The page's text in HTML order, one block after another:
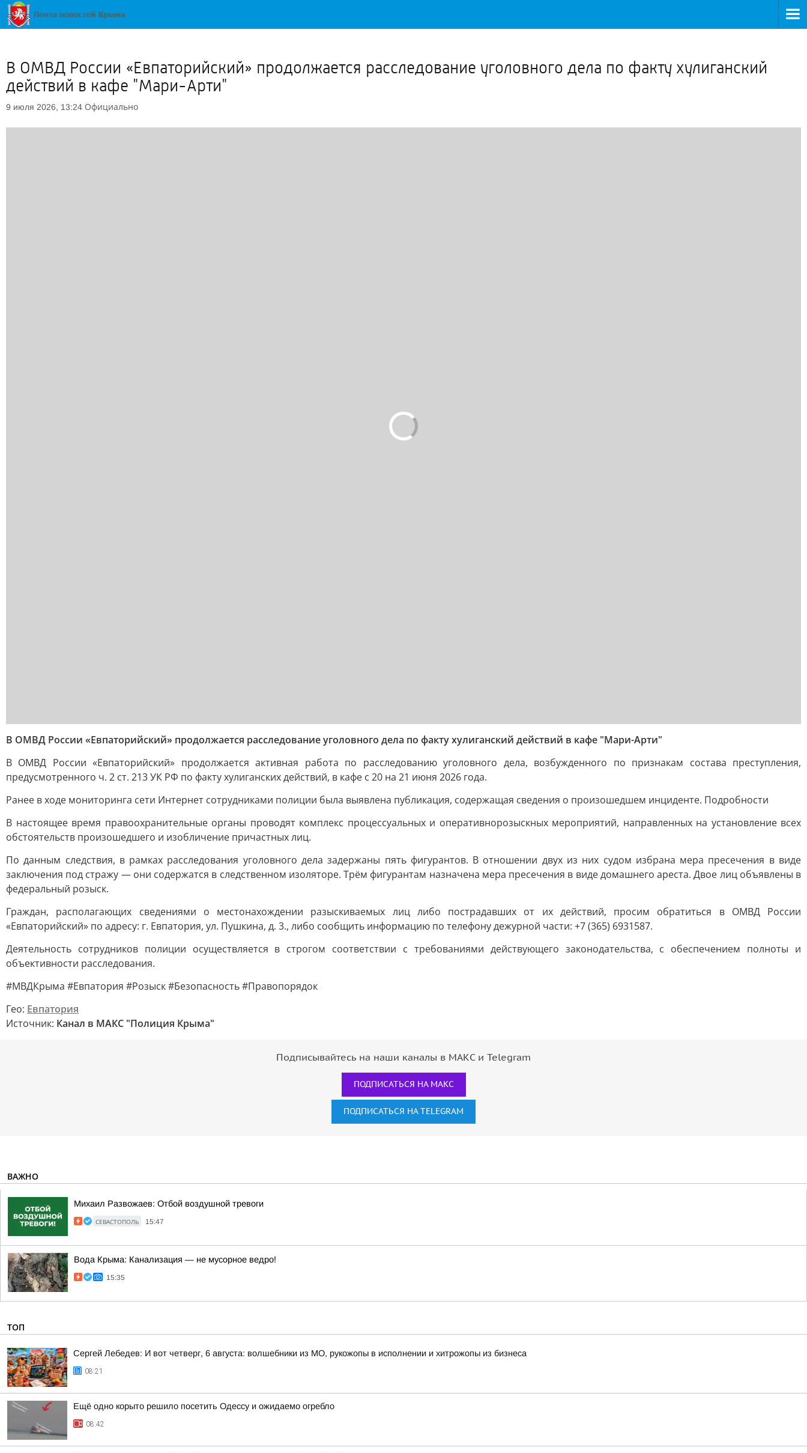
В ОМВД России «Евпаторийский» продолжается расследование уголовного дела по факту хулиганский
действий в кафе "Мари-Арти"
9 июля 2026, 13:24 Официально
В ОМВД России «Евпаторийский» продолжается расследование уголовного дела по факту хулиганский действий в кафе "Мари-Арти"
В ОМВД России «Евпаторийский» продолжается активная работа по расследованию уголовного дела, возбужденного по признакам состава преступления,
предусмотренного ч. 2 ст. 213 УК РФ по факту хулиганских действий, в кафе с 20 на 21 июня 2026 года.
Ранее в ходе мониторинга сети Интернет сотрудниками полиции была выявлена публикация, содержащая сведения о произошедшем инциденте. Подробности
В настоящее время правоохранительные органы проводят комплекс процессуальных и оперативнорозыскных мероприятий, направленных на установление всех
обстоятельств произошедшего и изобличение причастных лиц.
По данным следствия, в рамках расследования уголовного дела задержаны пять фигурантов. В отношении двух из них судом избрана мера пресечения в виде
заключения под стражу — они содержатся в следственном изоляторе. Трём фигурантам назначена мера пресечения в виде домашнего ареста. Двое лиц объявлены в
федеральный розыск.
Граждан, располагающих сведениями о местонахождении разыскиваемых лиц либо пострадавших от их действий, просим обратиться в ОМВД России
«Евпаторийский» по адресу: г. Евпатория, ул. Пушкина, д. 3., либо сообщить информацию по телефону дежурной части: +7 (365) 6931587.
Деятельность сотрудников полиции осуществляется в строгом соответствии с требованиями действующего законодательства, с обеспечением полноты и
объективности расследования.
#МВДКрыма #Евпатория #Розыск #Безопасность #Правопорядок
Гео: Евпатория
Источник: Канал в МАКС "Полиция Крыма"
Подписывайтесь на наши каналы в МАКС и Telegram
ПОДПИСАТЬСЯ НА МАКС
ПОДПИСАТЬСЯ НА TELEGRAM
ВАЖНО
Михаил Развожаев: Отбой воздушной тревоги
СЕВАСТОПОЛЬ 15:47
Вода Крыма: Канализация — не мусорное ведро!
15:35
ТОП
Сергей Лебедев: И вот четверг, 6 августа: волшебники из МО, рукожопы в исполнении и хитрожопы из бизнеса
08:21
Ещё одно корыто решило посетить Одессу и ожидаемо огребло
08:42